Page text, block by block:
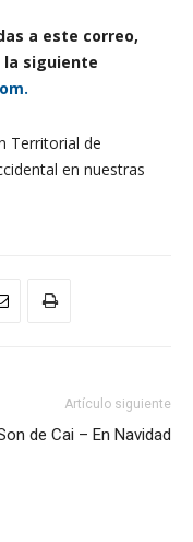
a este correo,
siguiente
Territorial de
en nuestras
Artículo siguiente
de Cai – En Navidad